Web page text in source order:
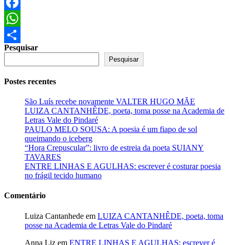
Facebook
WhatsApp
Share
Pesquisar
Pesquisar
Postes recentes
São Luís recebe novamente VALTER HUGO MÃE
LUIZA CANTANHÊDE, poeta, toma posse na Academia de
Letras Vale do Pindaré
PAULO MELO SOUSA: A poesia é um fiapo de sol
queimando o iceberg
“Hora Crepuscular”: livro de estreia da poeta SUIANY
TAVARES
ENTRE LINHAS E AGULHAS: escrever é costurar poesia
no frágil tecido humano
Comentário
Luiza Cantanhede em LUIZA CANTANHÊDE, poeta, toma
posse na Academia de Letras Vale do Pindaré
Anna Liz em ENTRE LINHAS E AGULHAS: escrever é